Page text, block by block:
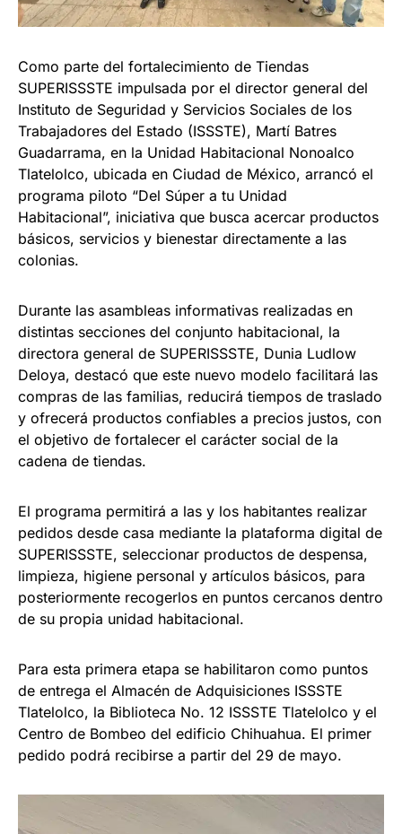
Como parte del fortalecimiento de Tiendas
SUPERISSSTE impulsada por el director general del
Instituto de Seguridad y Servicios Sociales de los
Trabajadores del Estado (ISSSTE), Martí Batres
Guadarrama, en la Unidad Habitacional Nonoalco
Tlatelolco, ubicada en Ciudad de México, arrancó el
programa piloto “Del Súper a tu Unidad
Habitacional”, iniciativa que busca acercar productos
básicos, servicios y bienestar directamente a las
colonias.
Durante las asambleas informativas realizadas en
distintas secciones del conjunto habitacional, la
directora general de SUPERISSSTE, Dunia Ludlow
Deloya, destacó que este nuevo modelo facilitará las
compras de las familias, reducirá tiempos de traslado
y ofrecerá productos confiables a precios justos, con
el objetivo de fortalecer el carácter social de la
cadena de tiendas.
El programa permitirá a las y los habitantes realizar
pedidos desde casa mediante la plataforma digital de
SUPERISSSTE, seleccionar productos de despensa,
limpieza, higiene personal y artículos básicos, para
posteriormente recogerlos en puntos cercanos dentro
de su propia unidad habitacional.
Para esta primera etapa se habilitaron como puntos
de entrega el Almacén de Adquisiciones ISSSTE
Tlatelolco, la Biblioteca No. 12 ISSSTE Tlatelolco y el
Centro de Bombeo del edificio Chihuahua. El primer
pedido podrá recibirse a partir del 29 de mayo.